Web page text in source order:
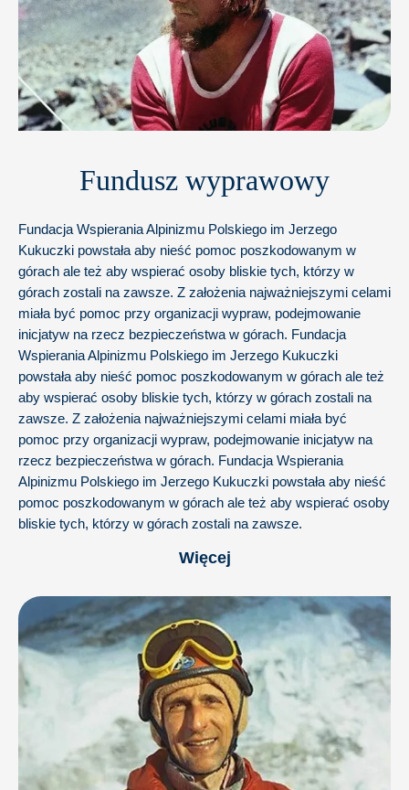
Fundusz wyprawowy
Fundacja Wspierania Alpinizmu Polskiego im Jerzego
Kukuczki powstała aby nieść pomoc poszkodowanym w
górach ale też aby wspierać osoby bliskie tych, którzy w
górach zostali na zawsze. Z założenia najważniejszymi celami
miała być pomoc przy organizacji wypraw, podejmowanie
inicjatyw na rzecz bezpieczeństwa w górach. Fundacja
Wspierania Alpinizmu Polskiego im Jerzego Kukuczki
powstała aby nieść pomoc poszkodowanym w górach ale też
aby wspierać osoby bliskie tych, którzy w górach zostali na
zawsze. Z założenia najważniejszymi celami miała być
pomoc przy organizacji wypraw, podejmowanie inicjatyw na
rzecz bezpieczeństwa w górach. Fundacja Wspierania
Alpinizmu Polskiego im Jerzego Kukuczki powstała aby nieść
pomoc poszkodowanym w górach ale też aby wspierać osoby
bliskie tych, którzy w górach zostali na zawsze.
Więcej